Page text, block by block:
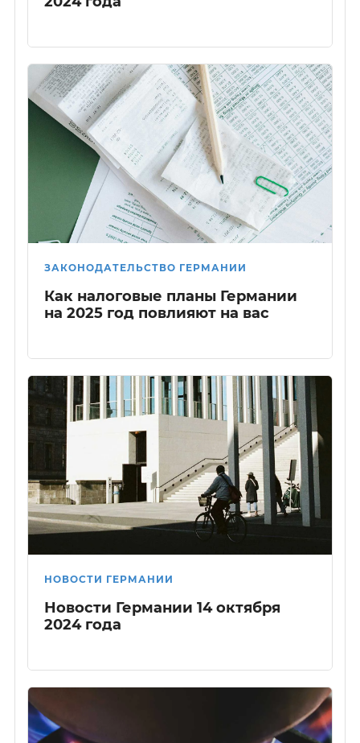
ЗАКОНОДАТЕЛЬСТВО ГЕРМАНИИ
Как налоговые планы Германии
на 2025 год повлияют на вас
НОВОСТИ ГЕРМАНИИ
Новости Германии 14 октября
2024 года